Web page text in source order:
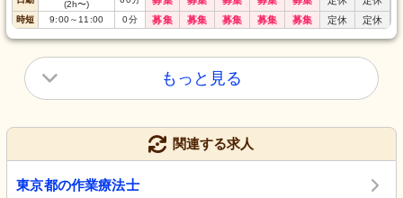
(2h〜)
時短 9:00～11:00 0分 募集 募集 募集 募集 募集 定休 定休
もっと見る
関連する求人
東京都の作業療法士